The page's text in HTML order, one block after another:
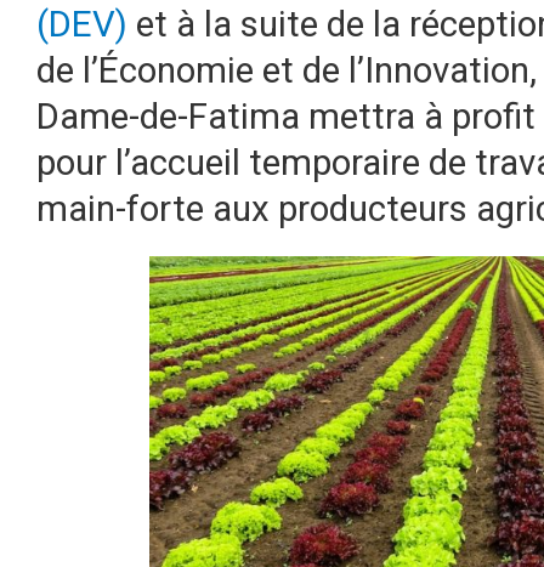
(DEV) et à la suite de la
de l’Économie et de
Dame-de-Fatima mettra à
pour l’accueil temporaire de
main-forte aux producteurs